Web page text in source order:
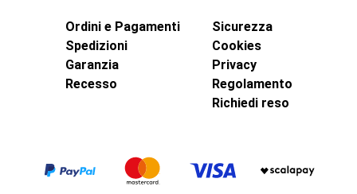
Ordini e Pagamenti
Spedizioni
Garanzia
Recesso
Sicurezza
Cookies
Privacy
Regolamento
Richiedi reso